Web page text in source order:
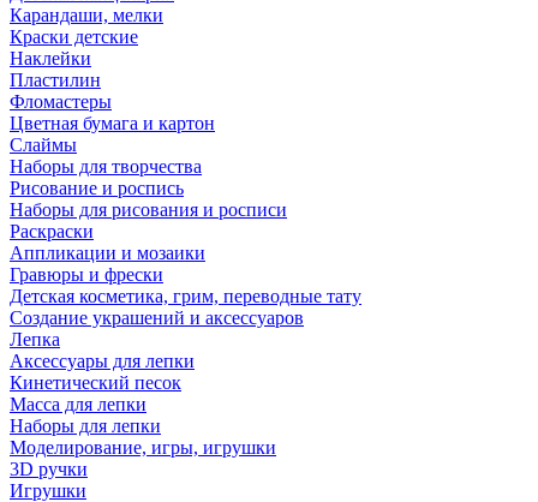
Карандаши, мелки
Краски детские
Наклейки
Пластилин
Фломастеры
Цветная бумага и картон
Слаймы
Наборы для творчества
Рисование и роспись
Наборы для рисования и росписи
Раскраски
Аппликации и мозаики
Гравюры и фрески
Детская косметика, грим, переводные тату
Создание украшений и аксессуаров
Лепка
Аксессуары для лепки
Кинетический песок
Масса для лепки
Наборы для лепки
Моделирование, игры, игрушки
3D ручки
Игрушки